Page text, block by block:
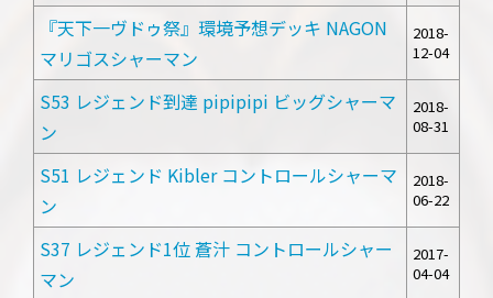
『天下一ヴドゥ祭』環境予想デッキ NAGON
マリゴスシャーマン
2018-
12-04
S53 レジェンド到達 pipipipi ビッグシャーマ
ン
2018-
08-31
S51 レジェンド Kibler コントロールシャーマ
ン
2018-
06-22
S37 レジェンド1位 蒼汁 コントロールシャー
マン
2017-
04-04